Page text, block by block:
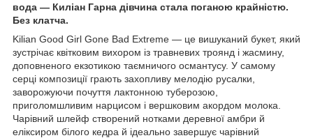
вода ― Киліан Гарна дівчина стала поганою крайністю.
Без клатча.
Kilian Good Girl Gone Bad Extreme — це вишуканий букет, який
зустрічає квітковим вихором із травневих троянд і жасмину,
доповненого екзотикою таємничого османтусу. У самому
серці композиції грають захопливу мелодію русалки,
заворожуючи почуття лактонною туберозою,
приголомшливим нарцисом і вершковим акордом молока.
Чарівний шлейф створений нотками деревної амбри й
еліксиром білого кедра й ідеально завершує чарівний